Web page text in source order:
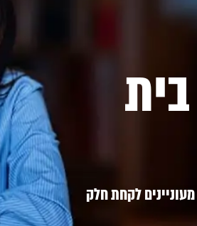
הצטרפו ל-IBI בית
מעוניינים לקחת חלק